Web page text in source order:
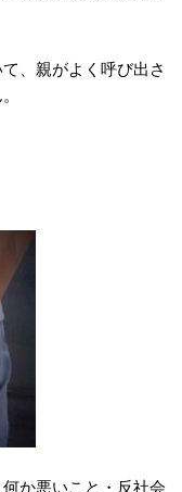
、親がよく呼び出さ
か悪いこと・反社会